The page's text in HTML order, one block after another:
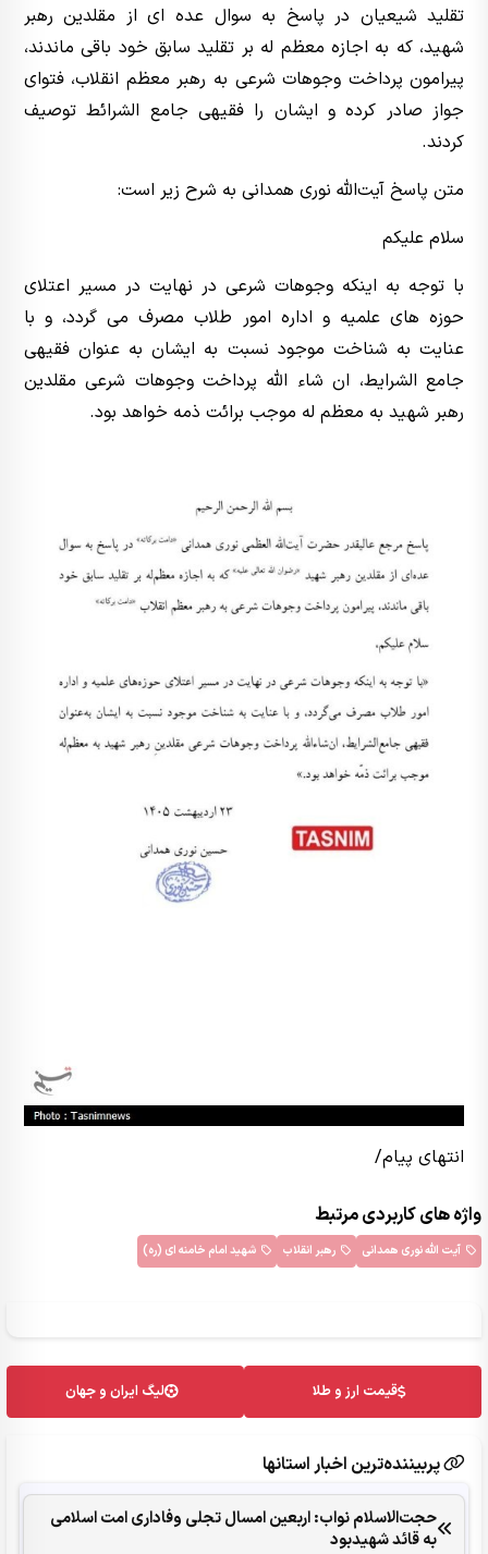
تقلید شیعیان در پاسخ به سوال عده ای از مقلدین رهبر
شهید، که به اجازه معظم له بر تقلید سابق خود باقی ماندند،
پیرامون پرداخت وجوهات شرعی به رهبر معظم انقلاب، فتوای
جواز صادر کرده و ایشان را فقیهی جامع الشرائط توصیف
کردند.
متن پاسخ آیت‌الله نوری همدانی به شرح زیر است:
سلام علیکم
با توجه به اینکه وجوهات شرعی در نهایت در مسیر اعتلای
حوزه های علمیه و اداره امور طلاب مصرف می گردد، و با
عنایت به شناخت موجود نسبت به ایشان به عنوان فقیهی
جامع الشرایط، ان شاء الله پرداخت وجوهات شرعی مقلدین
رهبر شهید به معظم له موجب برائت ذمه خواهد بود.
انتهای پیام/
واژه های کاربردی مرتبط
آیت الله نوری همدانی رهبر انقلاب شهید امام خامنه ای (ره)
قیمت ارز و طلا لیگ ایران و جهان
پربیننده‌ترین اخبار استانها
حجت‌الاسلام نواب: اربعین امسال تجلی وفاداری امت اسلامی
به قائد شهیدبود